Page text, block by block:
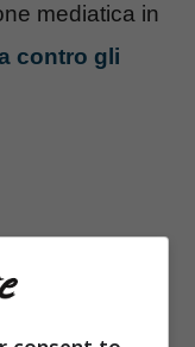
mediatica in
contro gli